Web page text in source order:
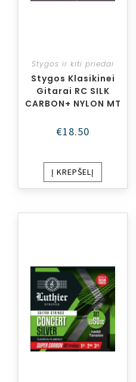
Stygos ir kiti priedai
Stygos Klasikinei
Gitarai RC SILK
CARBON+ NYLON MT
€18.50
Į KREPŠELĮ